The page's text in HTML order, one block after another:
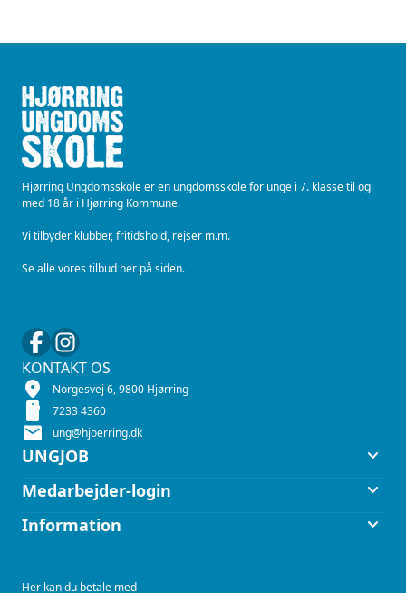
Hjørring Ungdomsskole er en ungdomsskole for unge i 7. klasse til og
med 18 år i Hjørring Kommune.
Vi tilbyder klubber, fritidshold, rejser m.m.
Se alle vores tilbud her på siden.
KONTAKT OS
location_on Norgesvej 6, 9800 Hjørring
smartphone 7233 4360
mail ung@hjoerring.dk
UNGJOB keyboard_arrow_down
Medarbejder-login keyboard_arrow_down
Information keyboard_arrow_down
Her kan du betale med